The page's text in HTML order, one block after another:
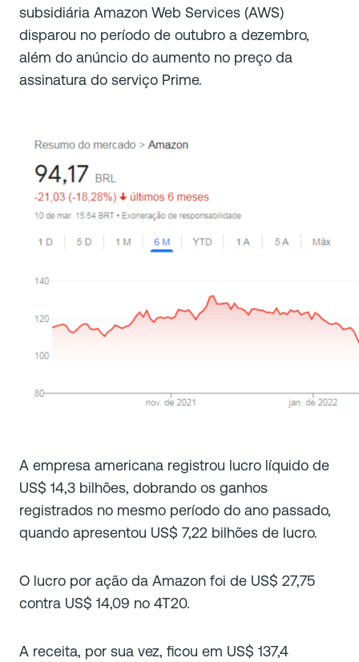
subsidiária Amazon Web Services (AWS)
disparou no período de outubro a dezembro,
além do anúncio do aumento no preço da
assinatura do serviço Prime.
A empresa americana registrou lucro líquido de
US$ 14,3 bilhões, dobrando os ganhos
registrados no mesmo período do ano passado,
quando apresentou US$ 7,22 bilhões de lucro.
O lucro por ação da Amazon foi de US$ 27,75
contra US$ 14,09 no 4T20.
A receita, por sua vez, ficou em US$ 137,4